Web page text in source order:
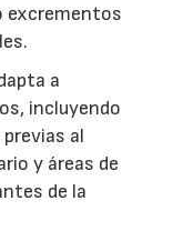
excrementos
a
incluyendo
al
y áreas de
de la